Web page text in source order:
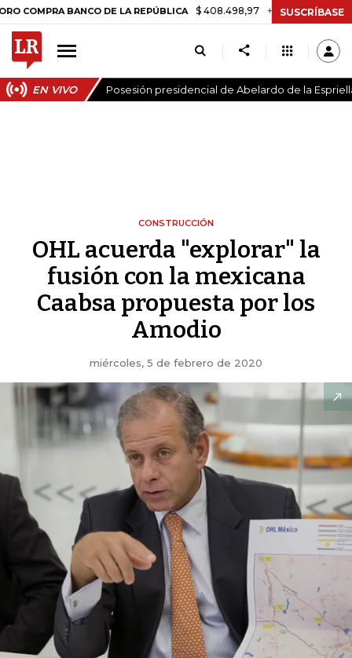
BANCO DE LA REPÚBLICA $ 408.498,97 +$ 8.753,81 +2,19%
SUSCRÍBASE
EN VIVO Posesión presidencial de Abelardo de la
CONSTRUCCIÓN
OHL acuerda "explorar" la
fusión con la mexicana
Caabsa propuesta por los
Amodio
miércoles, 5 de febrero de 2020